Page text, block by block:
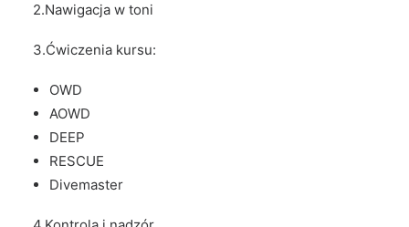
2.Nawigacja w toni
3.Ćwiczenia kursu:
OWD
AOWD
DEEP
RESCUE
Divemaster